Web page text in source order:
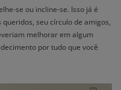
se ou incline-se. Isso já é
seu círculo de amigos,
melhorar em algum
por tudo que você